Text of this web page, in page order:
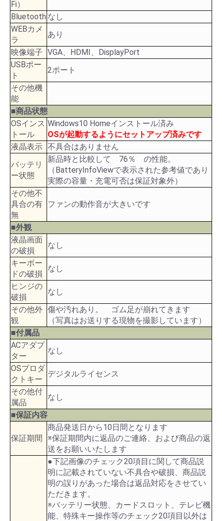
Fi）
Bluetooth なし
WEBカメ
ラ
あり
映像端子 VGA、HDMI、DisplayPort
USBポー
ト
2ポート
その他機
能
■商品状態
OSインス
トール
Windows10 Homeインストール済み
OSが起動するようにセットアップ済みです
液晶表示 不具合はありません
バッテリ
ー状態
新品時と比較して 76％ の性能。
（BatteryInfoViewで表示された参考値であり
実際の容量・充電可否は保証対象外）
その他不
具合の有
無
ファンの動作音が大きいです
■外観
液晶画面
の破損
なし
キーボー
ドの破損
なし
ヒンジの
破損
なし
その他外
観
傷や汚れあり。 ゴム足が崩れてきます
（写真はお送りする現物を撮影しています）
■付属品
ACアダプ
ター
なし
OSプロダ
クトキー
デジタルライセンス
その他付
属品
なし
■保証内容
保証期間
商品発送日から10日間となります
※保証期間内に返品のご連絡、および商品の返
送をお願いいたします
●下記画像のチェック20項目に関して商品説
明に記載されていない不具合や破損、商品説
明の誤りがあった場合は返品対応をさせてい
ただきます。
※バッテリー状態、カードスロット、テレビ機
能、特殊キー操作等のチェック20項目以外は